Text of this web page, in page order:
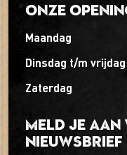
Onze
maandag
dinsdag t/m vrijdag
zaterdag
Meld je
nieuwsbrief